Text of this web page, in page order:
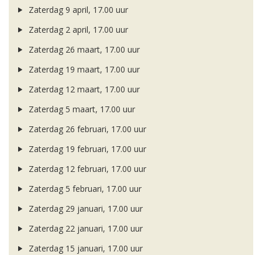
Zaterdag 9 april, 17.00 uur
Zaterdag 2 april, 17.00 uur
Zaterdag 26 maart, 17.00 uur
Zaterdag 19 maart, 17.00 uur
Zaterdag 12 maart, 17.00 uur
Zaterdag 5 maart, 17.00 uur
Zaterdag 26 februari, 17.00 uur
Zaterdag 19 februari, 17.00 uur
Zaterdag 12 februari, 17.00 uur
Zaterdag 5 februari, 17.00 uur
Zaterdag 29 januari, 17.00 uur
Zaterdag 22 januari, 17.00 uur
Zaterdag 15 januari, 17.00 uur